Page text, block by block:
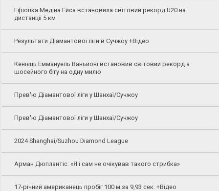
Ефіопка Медіна Ейса встановила світовий рекорд U20 на
дистанції 5 км
Результати Діамантової ліги в Сучжоу +Відео
Кенієць Еммануель Ваньйоні встановив світовий рекорд з
шосейного бігу на одну милю
Прев'ю Діамантової ліги у Шанхаї/Сучжоу
Прев'ю Діамантової ліги у Шанхаї/Сучжоу
2024 Shanghai/Suzhou Diamond League
Арман Дюплантіс: «Я і сам не очікував такого стрибка»
17-річний американець пробіг 100 м за 9,93 сек. +Відео